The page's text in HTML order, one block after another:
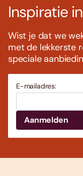
Inspiratie
Wist je dat we
met de lekkerste
speciale
E-mailadres: